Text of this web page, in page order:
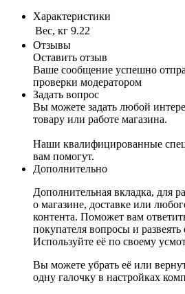
Характеристики
Вес, кг 9.22
Отзывы
Оставить отзыв
Ваше сообщение успешно
проверки модератором
Задать вопрос
Вы можете задать любой
товару или работе магазина.
Наши квалифицированные
вам помогут.
Дополнительно
Дополнительная вкладка, для
о магазине, доставке или
контента. Поможет вам
покупателя вопросы и
Используйте её по своему
Вы можете убрать её или
одну галочку в настройках